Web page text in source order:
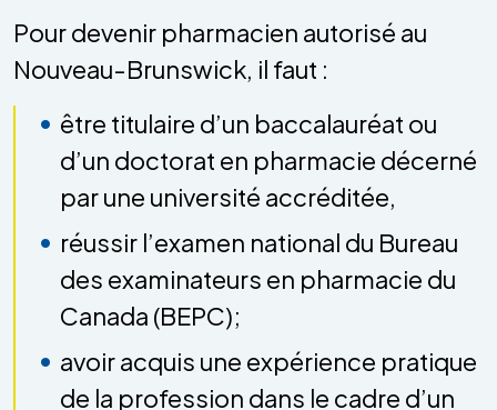
Pour devenir pharmacien autorisé au
Nouveau-Brunswick, il faut :
être titulaire d’un baccalauréat ou
d’un doctorat en pharmacie décerné
par une université accréditée,
réussir l’examen national du Bureau
des examinateurs en pharmacie du
Canada (BEPC);
avoir acquis une expérience pratique
de la profession dans le cadre d’un